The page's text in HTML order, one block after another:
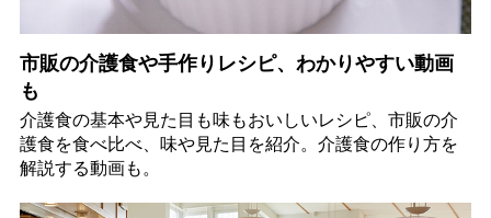
市販の介護食や手作りレシピ、わかりやすい動画
も
介護食の基本や見た目も味もおいしいレシピ、市販の介
護食を食べ比べ、味や見た目を紹介。介護食の作り方を
解説する動画も。